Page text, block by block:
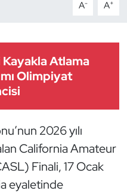
A- A+
Kayakla Atlama
Olimpiyat
2026 yılı
California Amateur
Finali, 17 Ocak
eyaletinde